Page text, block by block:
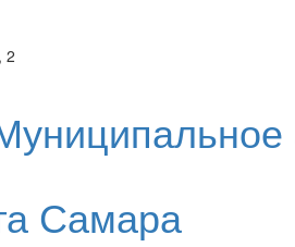
2
Самара